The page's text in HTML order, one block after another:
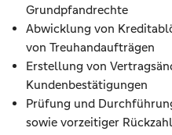
Grundpfandrechte
Abwicklung von
von Treuhandaufträgen
Erstellung von
Kundenbestätigungen
Prüfung und
sowie vorzeitiger